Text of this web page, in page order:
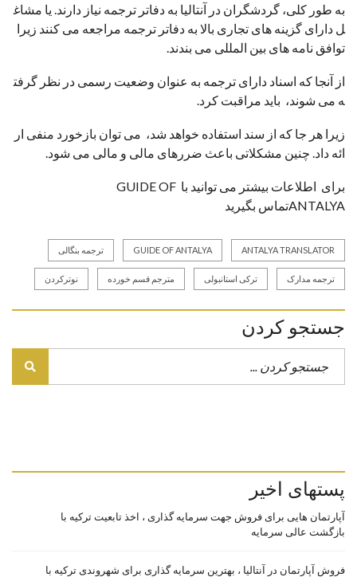
به طور کلی، گردشگران در آنتالیا به دفاتر ترجمه نیاز دارند. یا مشاغ
ل دارای گزینه های تجاری بالا به دفاتر ترجمه مراجعه می کنند زیرا
توافق نامه های بین المللی می بندند.
از آنجا که اسناد دارای ترجمه به عنوان وضعیت رسمی در نظر گرفت
ه می شوند، باید مراقبت کرد.
زیرا هر جا که از سند استفاده خواهد شد، می توان بازخورد منفی ار
ائه داد. چنین مشکلاتی باعث ضررهای مالی و مالی می شود.
برای اطلاعات بیشتر می توانید با GUIDE OF
ANTALYAتماس بگیرید
ANTALYA TRANSLATOR
GUIDE OF ANTALYA ترجمه بنگالی
ترجمه مدارک ترکی استانبولی مترجم قسم خورده نوترکردن
جستجو کردن
پستهای اخیر
آپارتمان هایی برای فروش جهت سرمایه گذاری ، اخذ تابعیت ترکیه با
بازگشت عالی سرمایه
فروش آپارتمان در آنتالیا ، بهترین سرمایه گذاری برای شهروندی ترکیه با